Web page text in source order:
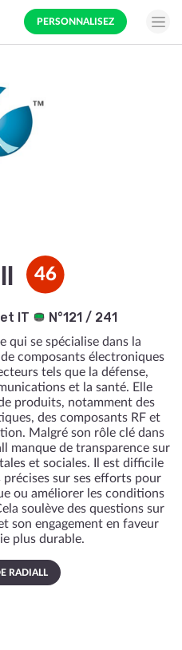
PERSONNALISEZ
46
IT N°121 / 241
qui se spécialise dans la
composants électroniques
tels que la défense,
et la santé. Elle
produits, notamment des
des composants RF et
Malgré son rôle clé dans
manque de transparence sur
et sociales. Il est difficile
sur ses efforts pour
ou améliorer les conditions
soulève des questions sur
son engagement en faveur
plus durable.
RADIALL